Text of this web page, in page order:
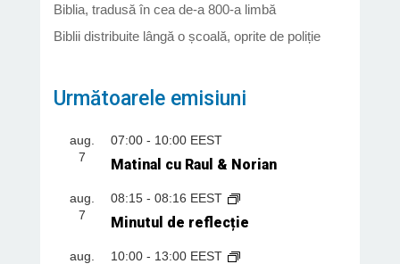
Biblia, tradusă în cea de-a 800-a limbă
Biblii distribuite lângă o școală, oprite de poliție
Următoarele emisiuni
aug.
7
07:00- 10:00 EEST
Matinal cu Raul & Norian
aug.
7
08:15- 08:16 EEST
Minutul de reflecție
aug.
10:00- 13:00 EEST